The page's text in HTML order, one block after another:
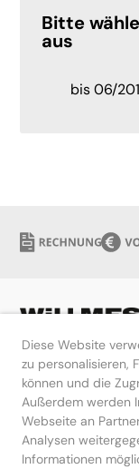
Diese Website
zu personalisieren,
können und die
Außerdem werden
Webseite an
Analysen
Informationen
Bitte
aus
bis 06/
Hilfe
Kontakt